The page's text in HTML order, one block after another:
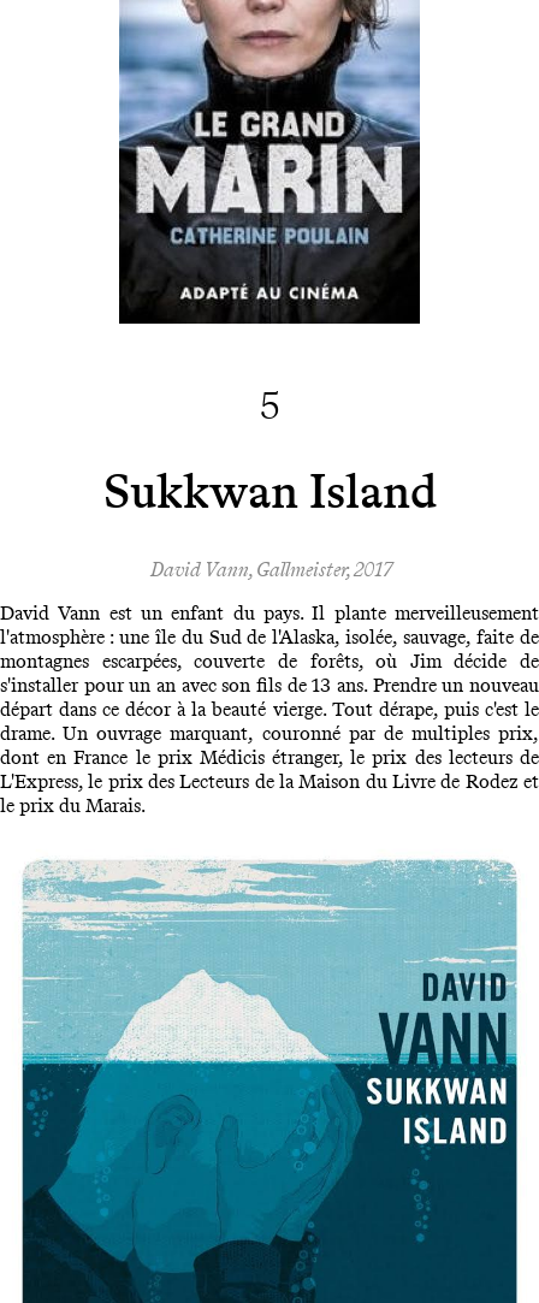
5
Sukkwan Island
David Vann, Gallmeister, 2017
David Vann est un enfant du pays. Il plante merveilleusement
l'atmosphère : une île du Sud de l'Alaska, isolée, sauvage, faite de
montagnes escarpées, couverte de forêts, où Jim décide de
s'installer pour un an avec son fils de 13 ans. Prendre un nouveau
départ dans ce décor à la beauté vierge. Tout dérape, puis c'est le
drame. Un ouvrage marquant, couronné par de multiples prix,
dont en France le prix Médicis étranger, le prix des lecteurs de
L'Express, le prix des Lecteurs de la Maison du Livre de Rodez et
le prix du Marais.